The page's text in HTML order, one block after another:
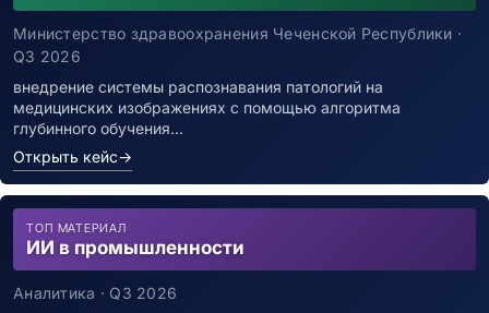
Министерство здравоохранения Чеченской Республики ·
Q3 2026
внедрение системы распознавания патологий на
медицинских изображениях с помощью алгоритма
глубинного обучения…
Открыть кейс→
ТОП МАТЕРИАЛ
ИИ в промышленности
Аналитика · Q3 2026